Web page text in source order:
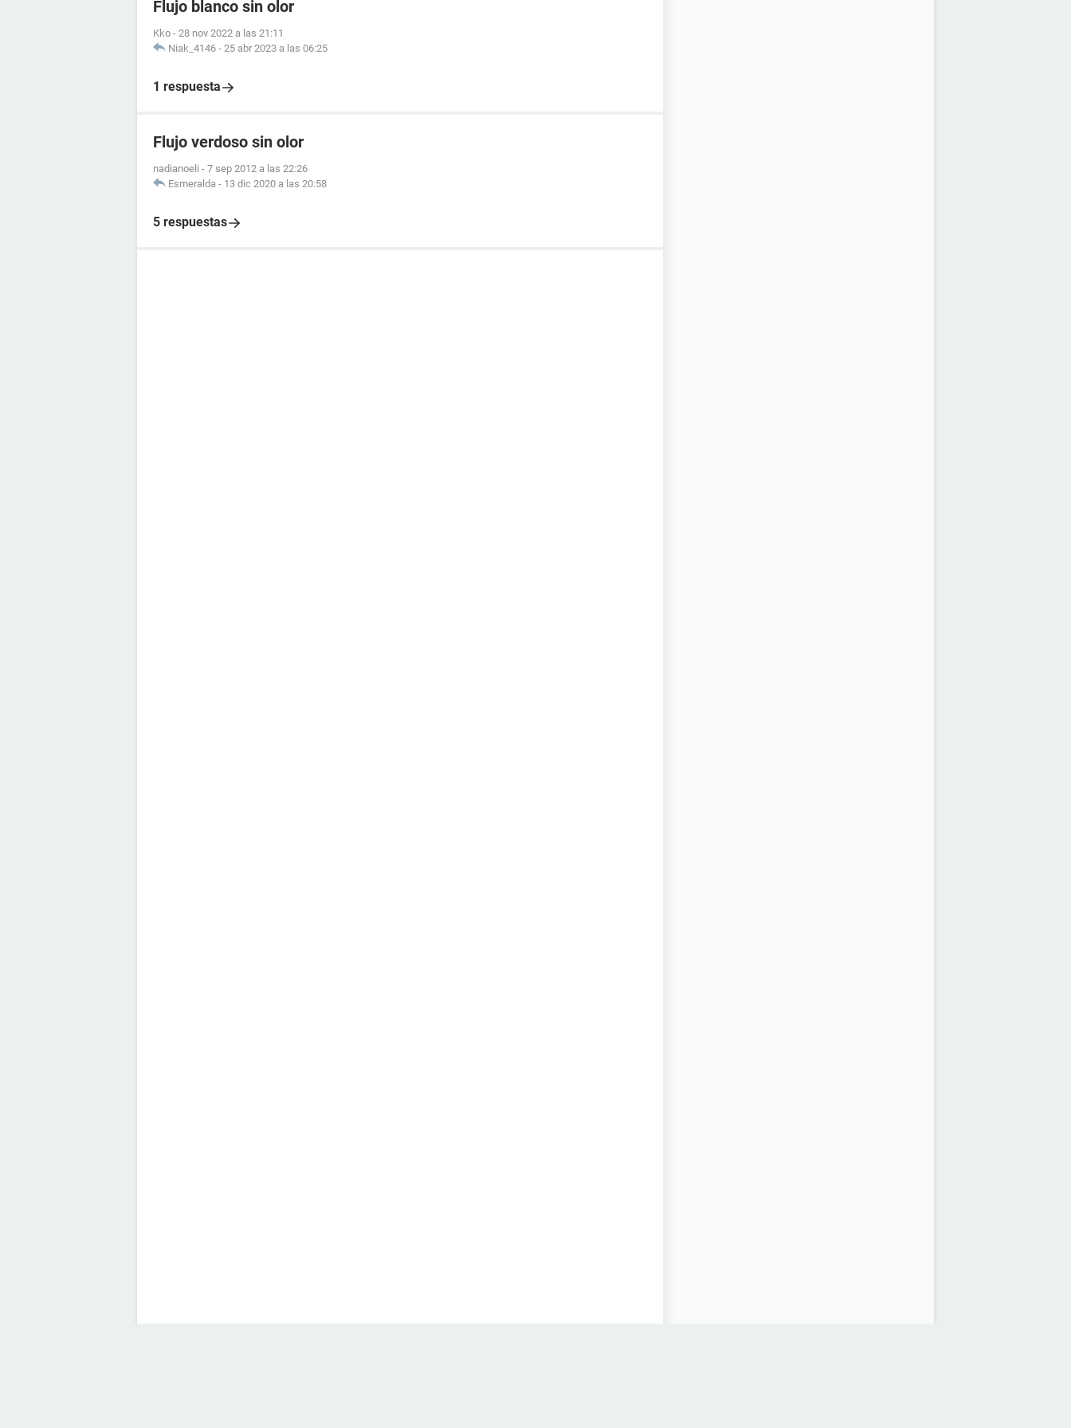
Flujo blanco sin olor
Kko - 28 nov 2022 a las 21:11
Niak_4146 - 25 abr 2023 a las 06:25
1 respuesta
Flujo verdoso sin olor
nadianoeli - 7 sep 2012 a las 22:26
Esmeralda - 13 dic 2020 a las 20:58
5 respuestas